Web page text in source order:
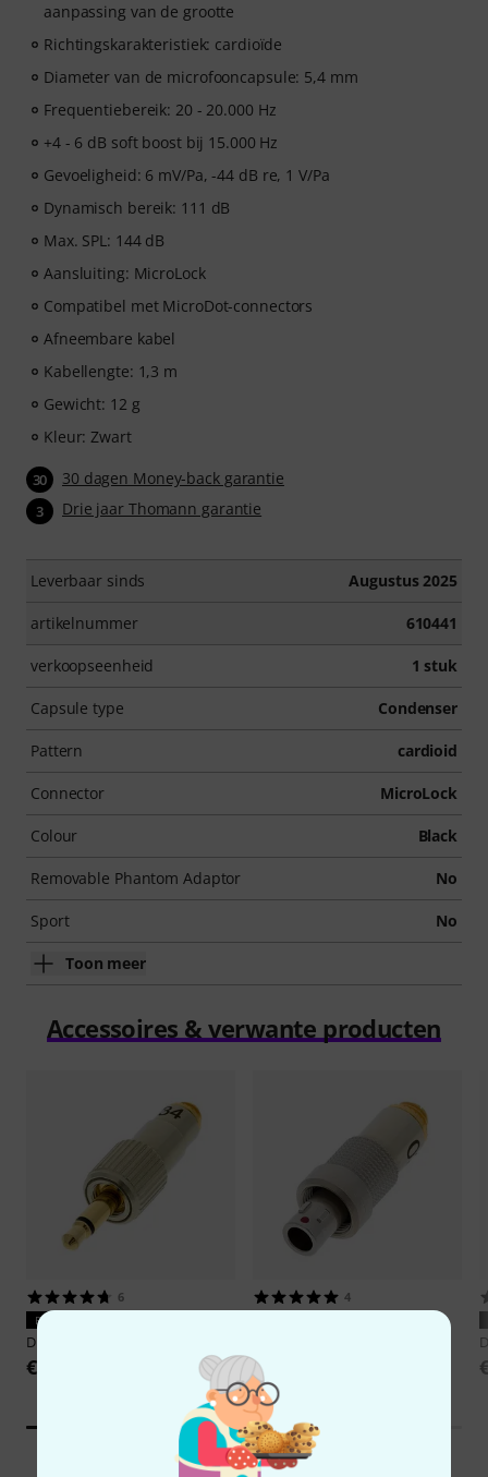
aanpassing van de grootte
Richtingskarakteristiek: cardioïde
Diameter van de microfooncapsule: 5,4 mm
Frequentiebereik: 20 - 20.000 Hz
+4 - 6 dB soft boost bij 15.000 Hz
Gevoeligheid: 6 mV/Pa, -44 dB re, 1 V/Pa
Dynamisch bereik: 111 dB
Max. SPL: 144 dB
Aansluiting: MicroLock
Compatibel met MicroDot-connectors
Afneembare kabel
Kabellengte: 1,3 m
Gewicht: 12 g
Kleur: Zwart
30 30 dagen Money-back garantie
3 Drie jaar Thomann garantie
Leverbaar sinds Augustus 2025
artikelnummer 610441
verkoopseenheid 1 stuk
Capsule type Condenser
Pattern cardioid
Connector MicroLock
Colour Black
Removable Phantom Adaptor No
Sport No
Toon meer
Accessoires & verwante producten
6
PERFECTE PASVORM
DPA
€ 85
4
€ 85